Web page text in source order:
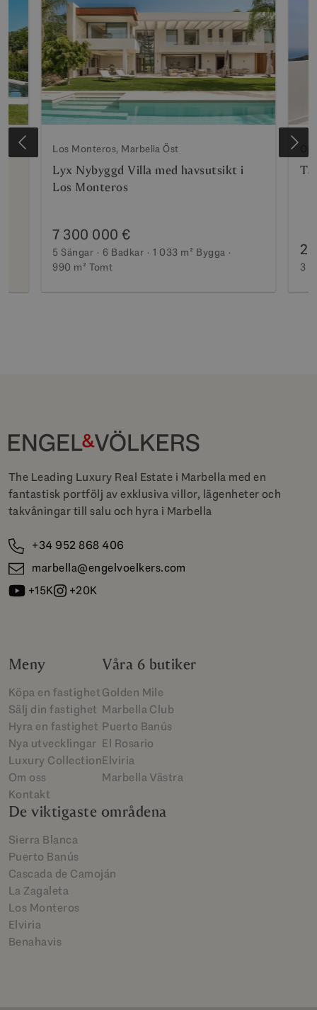
Los Monteros, Marbella Öst
Lyx Nybyggd Villa med havsutsikt i
Los Monteros
7 300 000 €
5 Sängar 6 Badkar 1 033 m² Bygga
990 m² Tomt
2
3
The Leading Luxury Real Estate i Marbella med en
fantastisk portfölj av exklusiva villor, lägenheter och
takvåningar till salu och hyra i Marbella
+34 952 868 406
marbella@engelvoelkers.com
+15K
+20K
Meny
Köpa en fastighet
Sälj din fastighet
Hyra en fastighet
Nya utvecklingar
Luxury Collection
Om oss
Kontakt
Våra 6 butiker
Golden Mile
Marbella Club
Puerto Banús
El Rosario
Elviria
Marbella Västra
De viktigaste områdena
Sierra Blanca
Puerto Banús
Cascada de Camoján
La Zagaleta
Los Monteros
Elviria
Benahavis